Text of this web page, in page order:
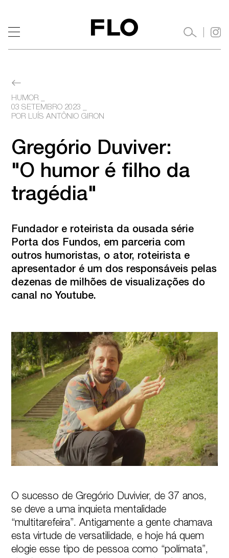
HUMOR
03 SETEMBRO 2023
POR LUÍS ANTÔNIO GIRON
Gregório Duviver:
"O humor é filho da
tragédia"
Fundador e roteirista da ousada série
Porta dos Fundos, em parceria com
outros humoristas, o ator, roteirista e
apresentador é um dos responsáveis pelas
dezenas de milhões de visualizações do
canal no Youtube.
O sucesso de Gregório Duvivier, de 37 anos,
se deve a uma inquieta mentalidade
“multitarefeira”. Antigamente a gente chamava
esta virtude de versatilidade, e hoje há quem
elogie esse tipo de pessoa como “polímata”,